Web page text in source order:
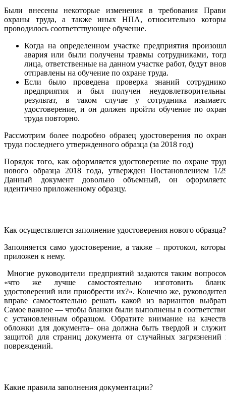
Были внесены некоторые изменения в требования
охраны труда, а также иных НПА, относительно
проводилось соответствующее обучение.
Когда на определенном участке предприятия
авария или были получены травмы сотрудниками,
лица, ответственные на данном участке работ, будут
отправлены на обучение по охране труда.
Если было проведена проверка знаний
предприятия и был получен
результат, в таком случае у сотрудника
удостоверение, и он должен пройти обучение по
труда повторно.
Рассмотрим более подробно образец удостоверения по
труда последнего утвержденного образца (за 2018 год)
Порядок того, как оформляется удостоверение по охране
нового образца 2018 года, утвержден Постановлением 1/
Данный документ довольно объемный, он
идентично приложенному образцу.
Как осуществляется заполнение удостоверения нового образца?
Заполняется само удостоверение, а также – протокол,
приложен к нему.
Многие руководители предприятий задаются таким
«что же лучше самостоятельно изготовить
удостоверений или приобрести их?». Конечно же,
вправе самостоятельно решать какой из вариантов
Самое важное — чтобы бланки были выполнены в
с установленным образцом. Обратите внимание на
обложки для документа– она должна быть твердой и
защитой для страниц документа от случайных загрязнений
повреждений.
Какие правила заполнения документации?